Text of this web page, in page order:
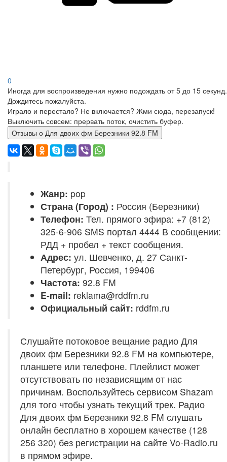
0
Иногда для воспроизведения нужно подождать от 5 до 15 секунд.
Дождитесь пожалуйста.
Играло и перестало? Не включается? Жми сюда, перезапуск!
Выключить совсем: прервать поток, очистить буфер.
Отзывы о Для двоих фм Березники 92.8 FM
Жанр: pop
Страна (Город) : Россия (Березники)
Телефон: Тел. прямого эфира: +7 (812)
325-6-906 SMS портал 4444 В сообщении:
РДД + пробел + текст сообщения.
Адрес: ул. Шевченко, д. 27 Санкт-
Петербург, Россия, 199406
Частота: 92.8 FM
E-mail: reklama@rddfm.ru
Официальный сайт: rddfm.ru
Слушайте потоковое вещание радио Для
двоих фм Березники 92.8 FM на компьютере,
планшете или телефоне. Плейлист может
отсутствовать по независящим от нас
причинам. Воспользуйтесь сервисом Shazam
для того чтобы узнать текущий трек. Радио
Для двоих фм Березники 92.8 FM слушать
онлайн бесплатно в хорошем качестве (128
256 320) без регистрации на сайте Vo-Radio.ru
в прямом эфире.